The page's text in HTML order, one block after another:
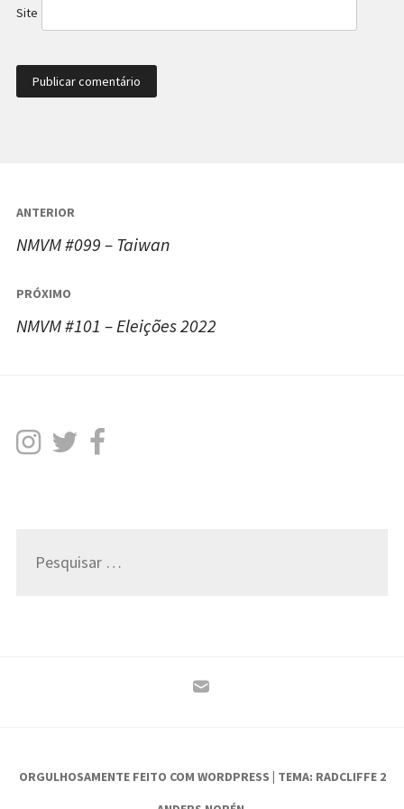
Site
Navegação
de
ANTERIOR
NMVM #099 – Taiwan
PRÓXIMO
NMVM #101 – Eleições 2022
ORGULHOSAMENTE FEITO COM WORDPRESS | TEMA: RADCLIFFE 2